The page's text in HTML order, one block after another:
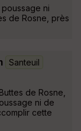
ni
de Rosne, près
Santeuil
de Rosne,
ni de
cette